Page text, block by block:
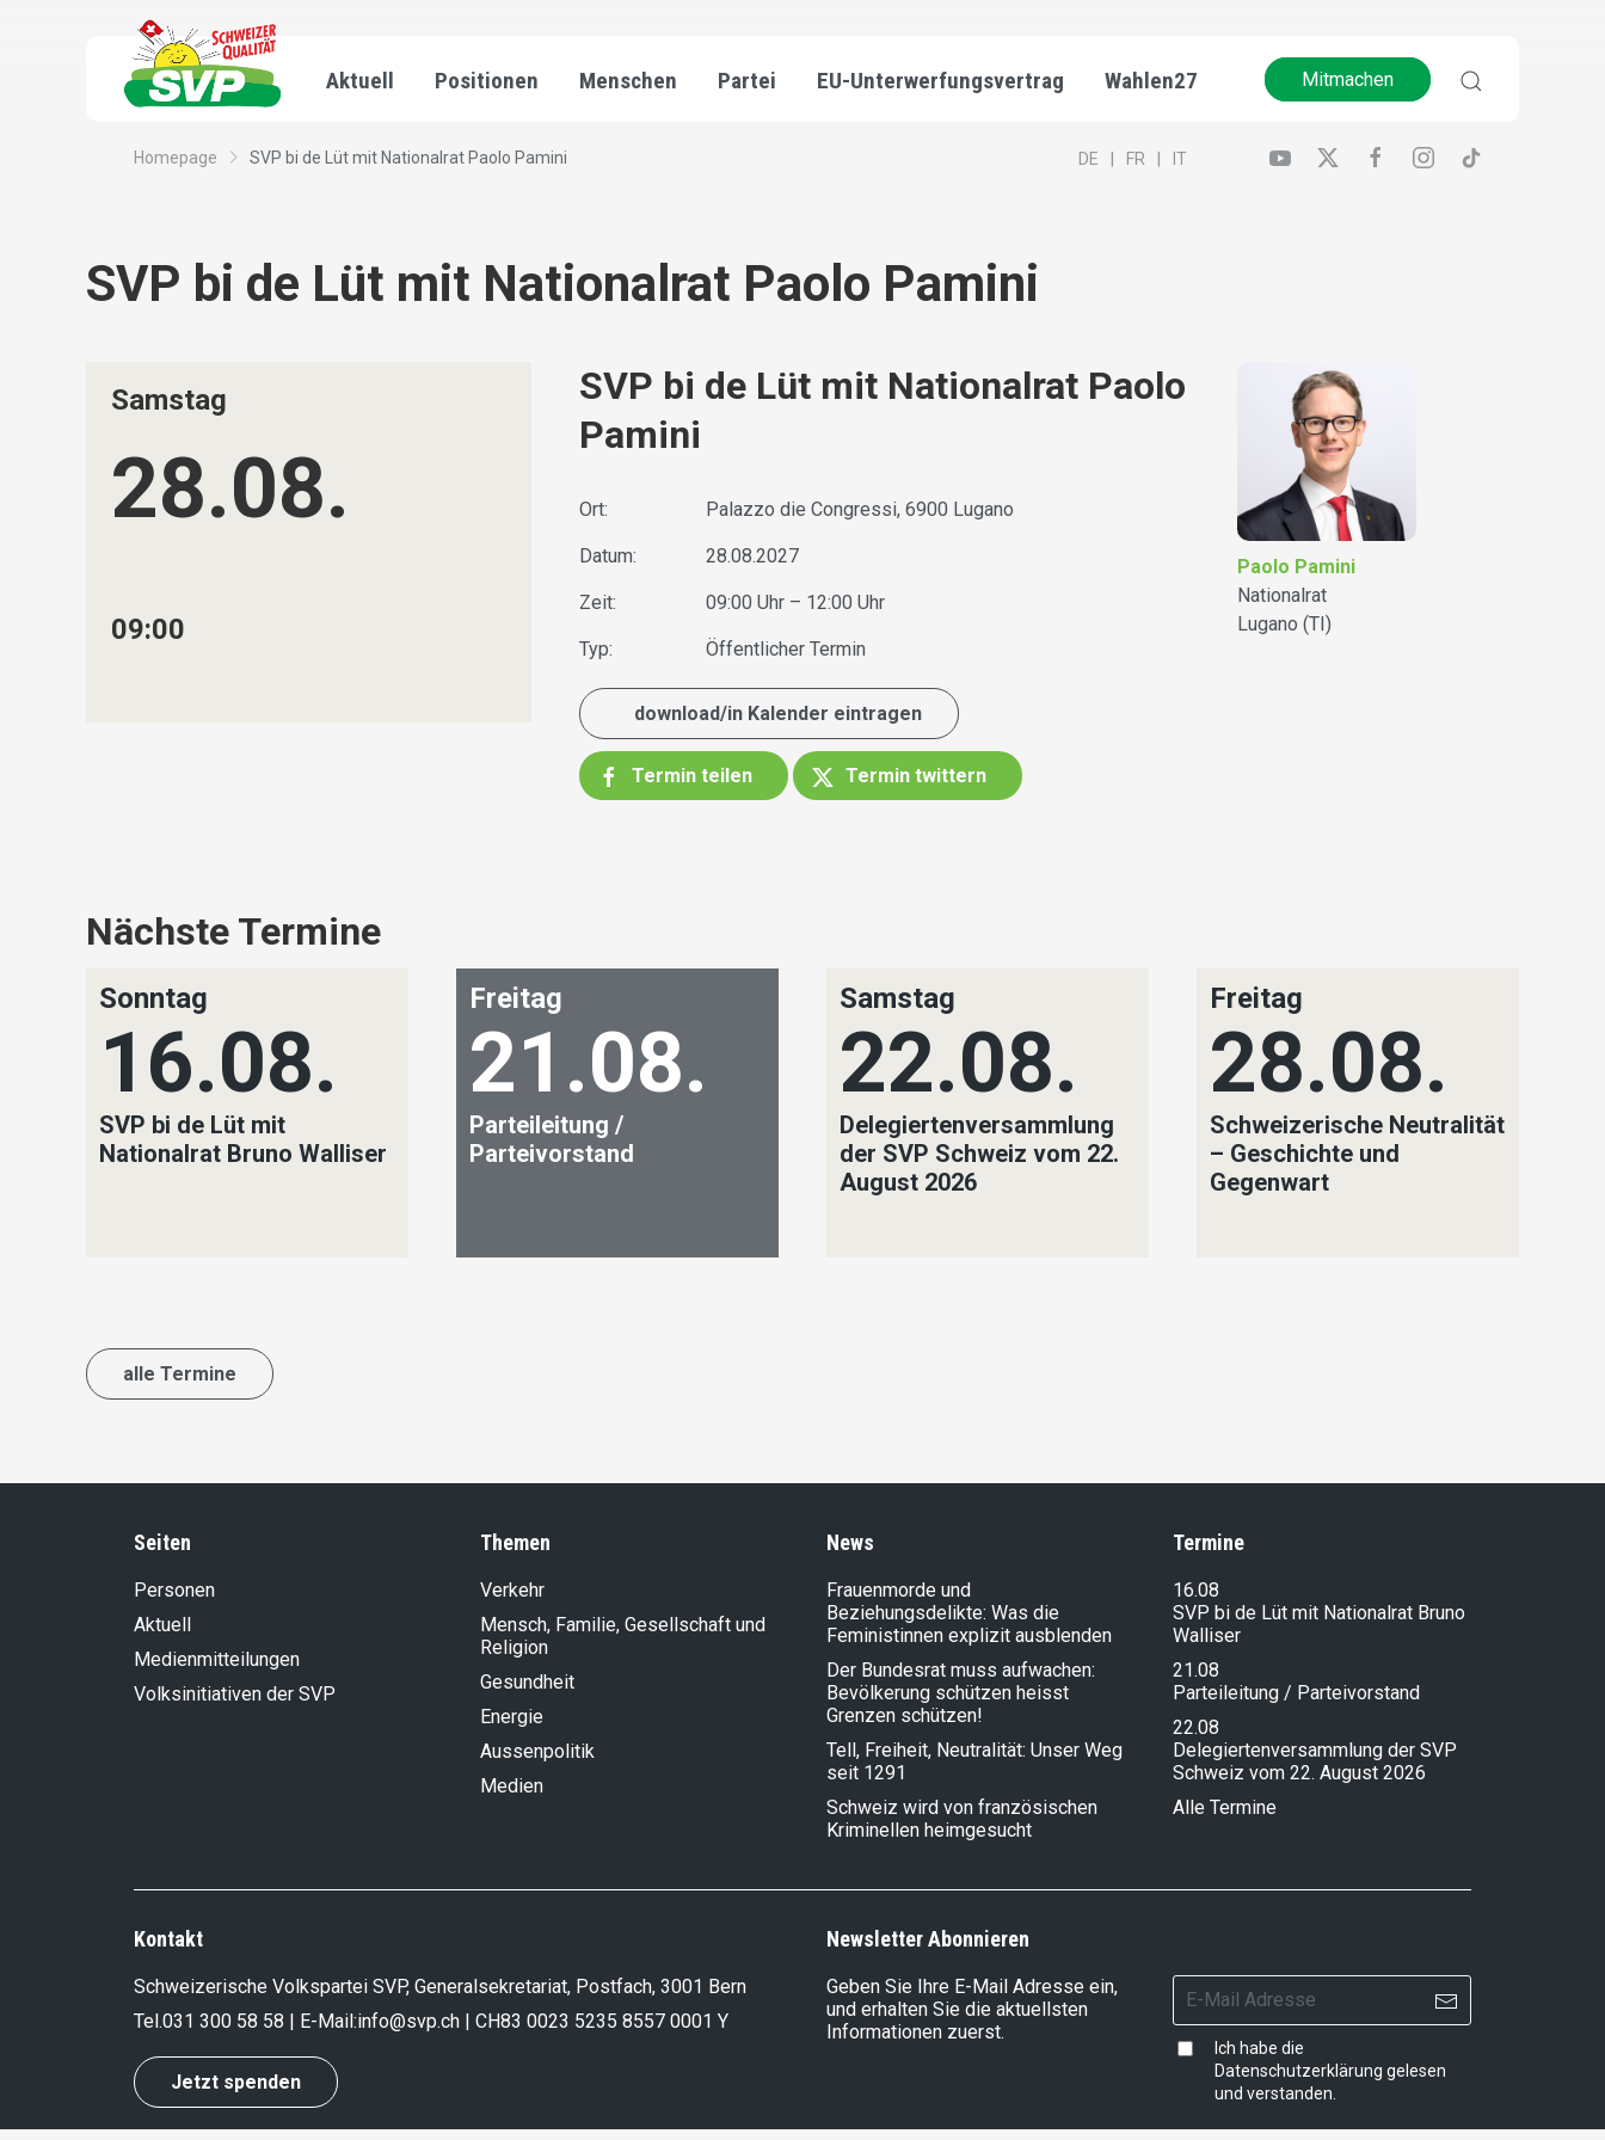
Aktuell Positionen Menschen Partei EU-Unterwerfungsvertrag Wahlen27 Mitmachen
Homepage SVP bi de Lüt mit Nationalrat Paolo Pamini DE FR IT
SVP bi de Lüt mit Nationalrat Paolo Pamini
Samstag
28.08.
09:00
SVP bi de Lüt mit Nationalrat Paolo
Pamini
Ort: Palazzo die Congressi, 6900 Lugano
Datum: 28.08.2027
Zeit: 09:00 Uhr – 12:00 Uhr
Typ: Öffentlicher Termin
download/in Kalender eintragen
Termin teilen Termin twittern
Paolo Pamini
Nationalrat
Lugano (TI)
Nächste Termine
Sonntag
16.08.
SVP bi de Lüt mit
Nationalrat Bruno Walliser
Freitag
21.08.
Parteileitung /
Parteivorstand
Samstag
22.08.
Delegiertenversammlung
der SVP Schweiz vom 22.
August 2026
Freitag
28.08.
Schweizerische Neutralität
– Geschichte und
Gegenwart
alle Termine
Seiten
Personen
Aktuell
Medienmitteilungen
Volksinitiativen der SVP
Themen
Verkehr
Mensch, Familie, Gesellschaft und
Religion
Gesundheit
Energie
Aussenpolitik
Medien
News
Frauenmorde und
Beziehungsdelikte: Was die
Feministinnen explizit ausblenden
Der Bundesrat muss aufwachen:
Bevölkerung schützen heisst
Grenzen schützen!
Tell, Freiheit, Neutralität: Unser Weg
seit 1291
Schweiz wird von französischen
Kriminellen heimgesucht
Termine
16.08
SVP bi de Lüt mit Nationalrat Bruno
Walliser
21.08
Parteileitung / Parteivorstand
22.08
Delegiertenversammlung der SVP
Schweiz vom 22. August 2026
Alle Termine
Kontakt
Schweizerische Volkspartei SVP, Generalsekretariat, Postfach, 3001 Bern
Tel.031 300 58 58 | E-Mail:info@svp.ch | CH83 0023 5235 8557 0001 Y
Jetzt spenden
Newsletter Abonnieren
Geben Sie Ihre E-Mail Adresse ein,
und erhalten Sie die aktuellsten
Informationen zuerst.
Ich habe die
Datenschutzerklärung gelesen
und verstanden.